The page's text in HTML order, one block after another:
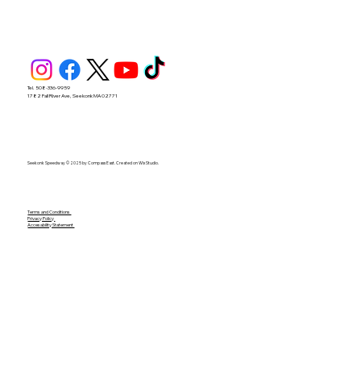
Seekonk Speedway © 2025 by Compass East. Created on Wix Studio.
Tel. 508-336-9959
1782 Fall River Ave, Seekonk MA 02771
Terms and Conditions
Privacy Policy
Accesability Statement